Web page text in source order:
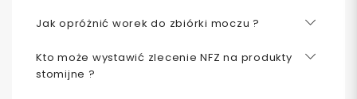
Jak opróżnić worek do zbiórki moczu ?
Kto może wystawić zlecenie NFZ na produkty
stomijne ?